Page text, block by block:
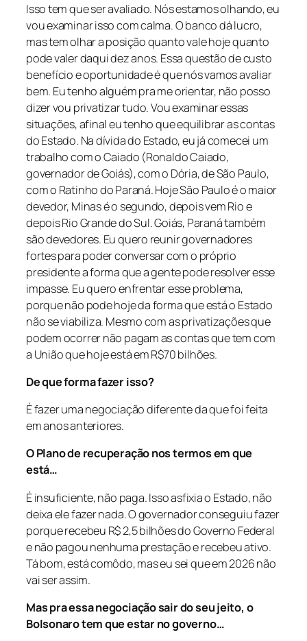
Isso tem que ser avaliado. Nós estamos olhando, eu
vou examinar isso com calma. O banco dá lucro,
mas tem olhar a posição quanto vale hoje quanto
pode valer daqui dez anos. Essa questão de custo
benefício e oportunidade é que nós vamos avaliar
bem. Eu tenho alguém pra me orientar, não posso
dizer vou privatizar tudo. Vou examinar essas
situações, afinal eu tenho que equilibrar as contas
do Estado. Na dívida do Estado, eu já comecei um
trabalho com o Caiado (Ronaldo Caiado,
governador de Goiás), com o Dória, de São Paulo,
com o Ratinho do Paraná. Hoje São Paulo é o maior
devedor, Minas é o segundo, depois vem Rio e
depois Rio Grande do Sul. Goiás, Paraná também
são devedores. Eu quero reunir governadores
fortes para poder conversar com o próprio
presidente a forma que a gente pode resolver esse
impasse. Eu quero enfrentar esse problema,
porque não pode hoje da forma que está o Estado
não se viabiliza. Mesmo com as privatizações que
podem ocorrer não pagam as contas que tem com
a União que hoje está em R$70 bilhões.
De que forma fazer isso?
É fazer uma negociação diferente da que foi feita
em anos anteriores.
O Plano de recuperação nos termos em que
está…
É insuficiente, não paga. Isso asfixia o Estado, não
deixa ele fazer nada. O governador conseguiu fazer
porque recebeu R$ 2,5 bilhões do Governo Federal
e não pagou nenhuma prestação e recebeu ativo.
Tá bom, está comôdo, mas eu sei que em 2026 não
vai ser assim.
Mas pra essa negociação sair do seu jeito, o
Bolsonaro tem que estar no governo…